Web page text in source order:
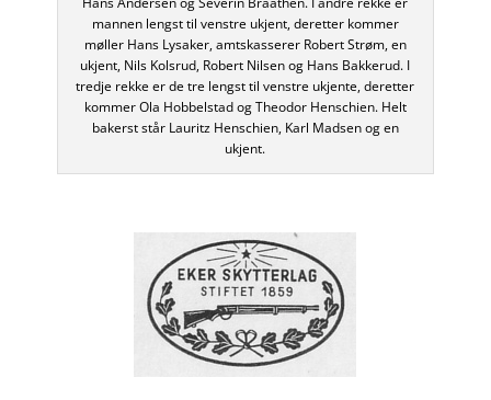
mannen lengst til venstre ukjent, deretter kommer
møller Hans Lysaker, amtskasserer Robert Strøm, en
ukjent, Nils Kolsrud, Robert Nilsen og Hans Bakkerud. I
tredje rekke er de tre lengst til venstre ukjente, deretter
kommer Ola Hobbelstad og Theodor Henschien. Helt
bakerst står Lauritz Henschien, Karl Madsen og en
ukjent.